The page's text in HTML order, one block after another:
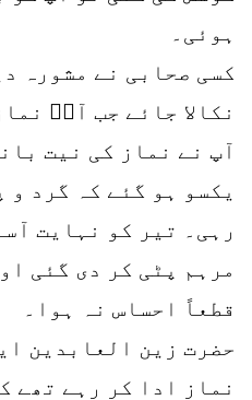
ہوئی۔
کسی صحابی نے مشورہ
نکالا جائے جب آپؓ
آپ نے نماز کی نیت
یکسو ہو گئے کہ گرد و
رہی۔ تیر کو نہایت
مرہم پٹی کر دی گئی
قطعاً احساس نہ ہوا۔
حضرت زین العابدین
نماز ادا کر رہے تھے